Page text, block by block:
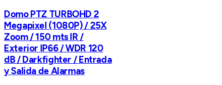
Domo PTZ TURBOHD 2
Megapixel (1080P) / 25X
Zoom / 150 mts IR /
Exterior IP66 / WDR 120
dB / Darkfighter / Entrada
y Salida de Alarmas